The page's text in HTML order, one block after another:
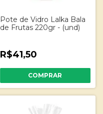
Pote de Vidro Lalka Bala
de Frutas 220gr - (und)
R$41,50